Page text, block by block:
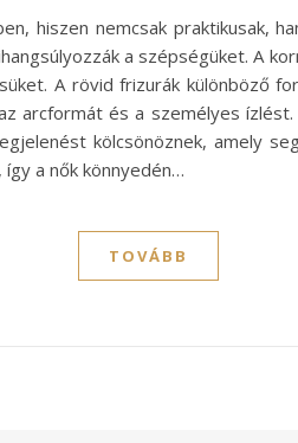
hiszen nemcsak praktikusak,
a szépségüket. A
A rövid frizurák különböző
arcformát és a személyes
kölcsönöznek, amely
a nők könnyedén…
TOVÁBB